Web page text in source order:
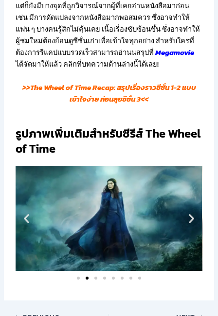
แต่ก็ยังมีบางจุดที่ถูกวิจารณ์จากผู้ที่เคยอ่านหนังสือมาก่อน
เช่น มีการดัดแปลงจากหนังสือมากพอสมควร ซึ่งอาจทำให้
แฟน ๆ บางคนรู้สึกไม่คุ้นเคย เนื้อเรื่องซับซ้อนขึ้น ซึ่งอาจทำให้
ผู้ชมใหม่ต้องย้อนดูซีซั่นเก่าเพื่อเข้าใจทุกอย่าง สำหรับใครที่
ต้องการรีแคปแบบรวดเร็วสามารถอ่านนสรุปที่Megamovie
ได้จัดมาให้แล้ว คลิกที่บทความด้านล่างนี้ได้เลย!
>>The Wheel of Time Recap: สรุปเรื่องราวซีซั่น 1-2 แบบ
เข้าใจง่าย ก่อนลุยซีซั่น 3<<
รูปภาพเพิ่มเติมสำหรับซีรีส์ The Wheel
of Time